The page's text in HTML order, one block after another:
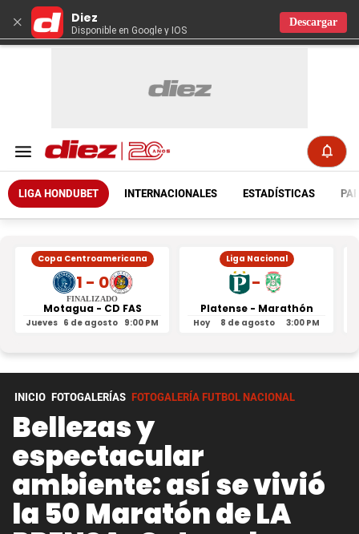
× Diez
Disponible en Google y IOS
Descargar
LIGA HONDUBET INTERNACIONALES ESTADÍSTICAS
Copa Centroamericana
1 - 0
FINALIZADO
Motagua - CD FAS
Jueves 6 de agosto 9:00 PM
Liga Nacional
-
Platense - Marathón
Hoy 8 de agosto 3:00 PM
INICIO FOTOGALERÍAS FOTOGALERÍA FUTBOL NACIONAL
Bellezas y
espectacular
ambiente: así se vivió
la 50 Maratón de LA